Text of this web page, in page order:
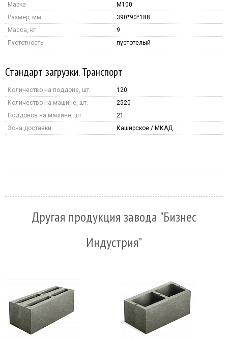
Марка
M100
Размер, мм
390*90*188
Масса, кг
9
Пустотность
пустотелый
Стандарт загрузки. Транспорт
Количество на поддоне, шт.
120
Количество на машине, шт.
2520
Поддонов на машине, шт.
21
Зона доставки:
Каширское / МКАД
Другая продукция завода "Бизнес
Индустрия"